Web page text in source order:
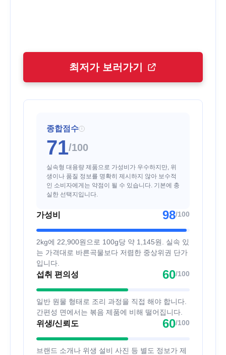
최저가 보러가기
종합점수 i
71/100
실속형 대용량 제품으로 가성비가 우수하지만, 위
생이나 품질 정보를 명확히 제시하지 않아 보수적
인 소비자에게는 약점이 될 수 있습니다. 기본에 충
실한 선택지입니다.
가성비 98/100
2kg에 22,900원으로 100g당 약 1,145원. 실속 있
는 가격대로 바른곡물보다 저렴한 중상위권 단가
입니다.
섭취 편의성 60/100
일반 원물 형태로 조리 과정을 직접 해야 합니다.
간편성 면에서는 볶음 제품에 비해 떨어집니다.
위생/신뢰도 60/100
브랜드 소개나 위생 설비 사진 등 별도 정보가 제